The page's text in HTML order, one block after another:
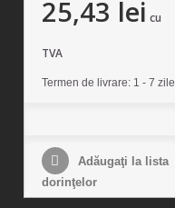
25,43 lei cu
TVA
Termen de livrare: 1 - 7 zile
Adăugaţi la lista
dorinţelor